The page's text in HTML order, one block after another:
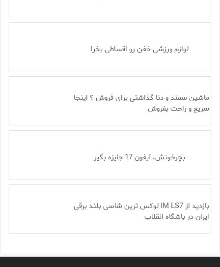
لوازم ورزشی خفن رو اقساطی بخر!
ماشین سمند و دنا گذاشتی برای فروش ؟ اینجا
سریع و راحت بفروش
بچرخونش، آیفون 17 جایزه بگیر
بازدید از IM LS7 لوکس ترین شاسی بلند برقی
ایران در باشگاه انقلاب